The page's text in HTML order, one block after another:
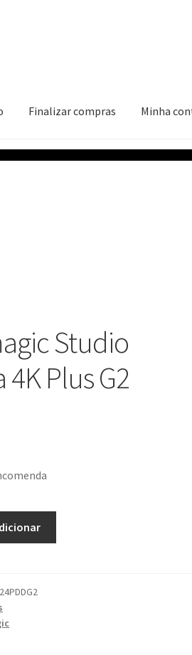
Finalizar compras Minha
Minha conta
Studio
4K Plus G2